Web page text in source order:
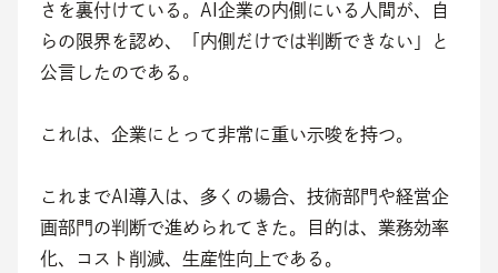
さを裏付けている。AI企業の内側にいる人間が、自
らの限界を認め、「内側だけでは判断できない」と
公言したのである。
これは、企業にとって非常に重い示唆を持つ。
これまでAI導入は、多くの場合、技術部門や経営企
画部門の判断で進められてきた。目的は、業務効率
化、コスト削減、生産性向上である。